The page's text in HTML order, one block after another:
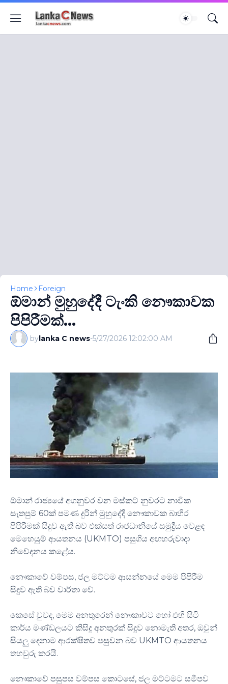
Home Foreign
ඕමාන් මුහුදේදී ටැංකි නෞකාවක
පිපිරීමක්...
bylanka C news-5/27/2026 12:02:00 AM
ඕමාන් රාජ්‍යයේ අගනුවර වන මස්කට් නුවරට නාවික
සැතපුම් 60ක් පමණ දුරින් මුහුදේදී නෞකාවක බාහිර
පිපිරීමක් සිදුව ඇති බව එක්සත් රාජධානියේ සමුද්‍රීය වෙළඳ
මෙහෙයුම් ආයතනය (UKMTO) පසුගිය අඟහරුවාදා
නිවේදනය කළේය.
නෞකාවේ වම්පස, ජල මට්ටම ආසන්නයේ මෙම පිපිරීම
සිදුව ඇති බව වාර්තා වේ.
කෙසේ වුවද, මෙම අනතුරෙන් නෞකාවට හෝ එහි සිටි
කාර්ය මණ්ඩලයට කිසිදු අනතුරක් සිදුව නොමැති අතර, ඔවුන්
සියලු දෙනාම ආරක්ෂිතව පසුවන බව UKMTO ආයතනය
තහවුරු කරයි.
නෞකාවේ පසුපස වම්පස කොටසේ, ජල මට්ටමට සමීපව